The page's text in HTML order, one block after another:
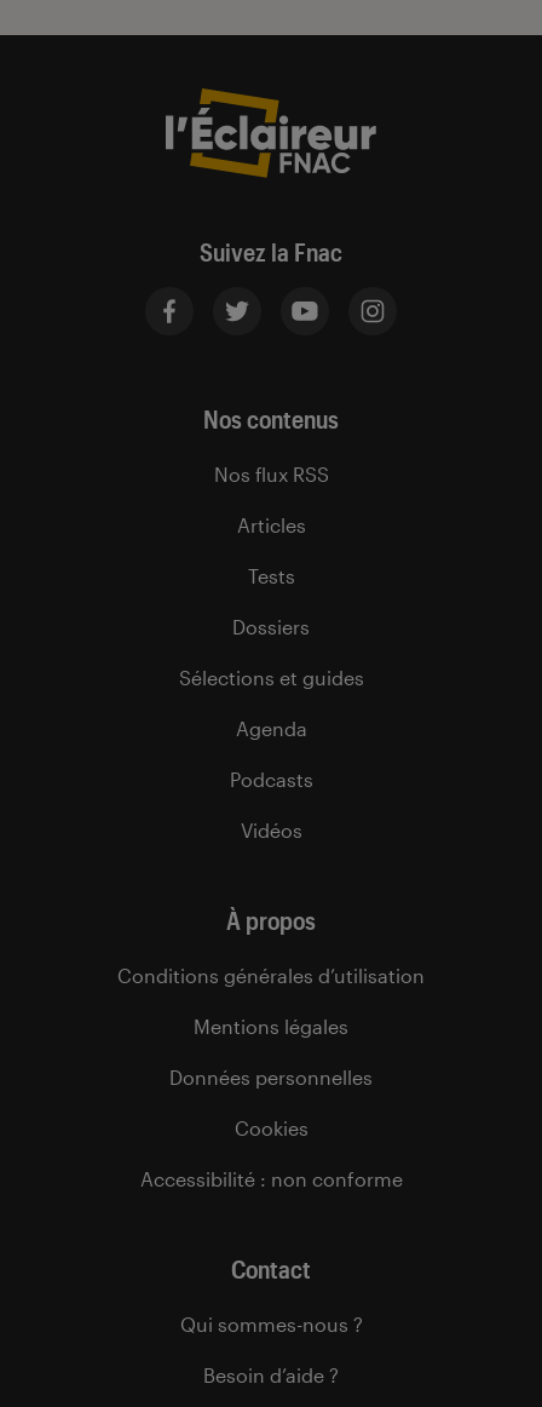
Suivez la Fnac
Nos contenus
Nos flux RSS
Articles
Tests
Dossiers
Sélections et guides
Agenda
Podcasts
Vidéos
À propos
Conditions générales d’utilisation
Mentions légales
Données personnelles
Cookies
Accessibilité : non conforme
Contact
Qui sommes-nous ?
Besoin d’aide ?